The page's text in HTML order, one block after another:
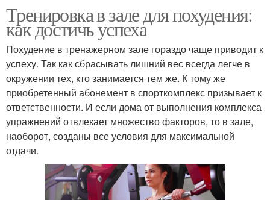
Тренировка в зале для похудения:
как достичь успеха
Похудение в тренажерном зале гораздо чаще приводит к
успеху. Так как сбрасывать лишний вес всегда легче в
окружении тех, кто занимается тем же. К тому же
приобретенный абонемент в спорткомплекс призывает к
ответственности. И если дома от выполнения комплекса
упражнений отвлекает множество факторов, то в зале,
наоборот, созданы все условия для максимальной
отдачи.